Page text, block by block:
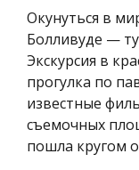
Окунуться в
Болливуде —
Экскурсия в
прогулка по
известные
съемочных
пошла кругом